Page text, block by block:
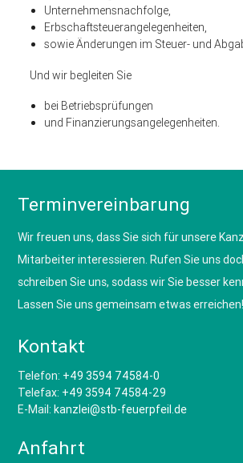
Unternehmensnachfolge,
Erbschaftsteuerangelegenheiten,
sowie Änderungen im Steuer- und
Und wir begleiten Sie
bei Betriebsprüfungen
und Finanzierungsangelegenheiten.
Terminvereinbarung
Wir freuen uns, dass Sie sich für unsere
Mitarbeiter interessieren. Rufen Sie uns
schreiben Sie uns, sodass wir Sie besser
Lassen Sie uns gemeinsam etwas erreichen!
Kontakt
Telefon: +49 3594 74584-0
Telefax: +49 3594 74584-29
E-Mail:kanzlei@stb-feuerpfeil.de
Anfahrt